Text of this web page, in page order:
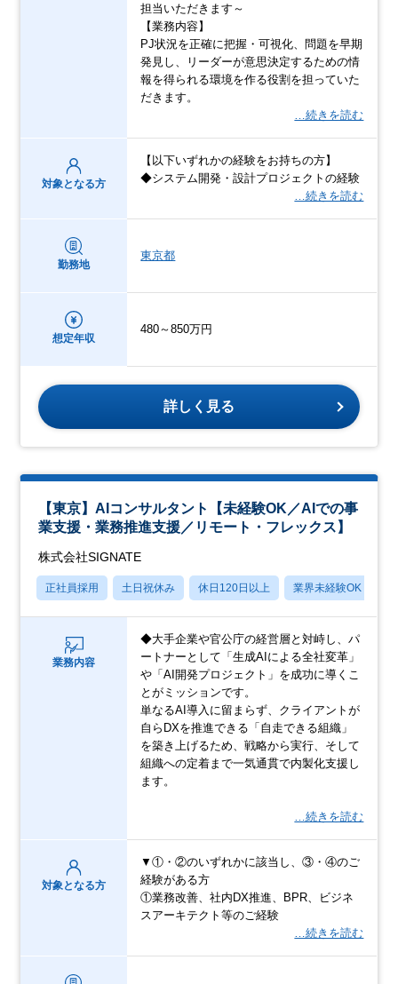
担当いただきます～
【業務内容】
PJ状況を正確に把握・可視化、問題を早期
発見し、リーダーが意思決定するための情
報を得られる環境を作る役割を担っていた
だきます。
…続きを読む
対象となる方
【以下いずれかの経験をお持ちの方】
◆システム開発・設計プロジェクトの経験
…続きを読む
勤務地
東京都
想定年収
480～850万円
詳しく見る
【東京】AIコンサルタント【未経験OK／AIでの事
業支援・業務推進支援／リモート・フレックス】
株式会社SIGNATE
正社員採用 土日祝休み 休日120日以上 業界未経験OK
業務内容
◆大手企業や官公庁の経営層と対峙し、パ
ートナーとして「生成AIによる全社変革」
や「AI開発プロジェクト」を成功に導くこ
とがミッションです。
単なるAI導入に留まらず、クライアントが
自らDXを推進できる「自走できる組織」
を築き上げるため、戦略から実行、そして
組織への定着まで一気通貫で内製化支援し
ます。
…続きを読む
対象となる方
▼①・②のいずれかに該当し、③・④のご
経験がある方
①業務改善、社内DX推進、BPR、ビジネ
スアーキテクト等のご経験
…続きを読む